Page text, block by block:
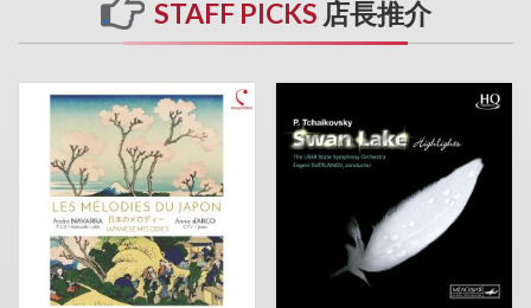
STAFF PICKS 店長推介